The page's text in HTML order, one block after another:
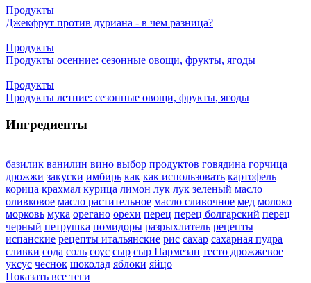
Продукты
Джекфрут против дуриана - в чем разница?
Продукты
Продукты осенние: сезонные овощи, фрукты, ягоды
Продукты
Продукты летние: сезонные овощи, фрукты, ягоды
Ингредиенты
базилик ванилин вино выбор продуктов говядина горчица
дрожжи закуски имбирь как как использовать картофель
корица крахмал курица лимон лук лук зеленый масло
оливковое масло растительное масло сливочное мед молоко
морковь мука орегано орехи перец перец болгарский перец
черный петрушка помидоры разрыхлитель рецепты
испанские рецепты итальянские рис сахар сахарная пудра
сливки сода соль соус сыр сыр Пармезан тесто дрожжевое
уксус чеснок шоколад яблоки яйцо
Показать все теги